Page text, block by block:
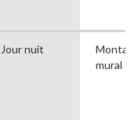
Jour nuit
mural